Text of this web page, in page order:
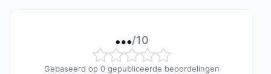
…/10
Algemene beoordeling:
Gebaseerd op 0 gepubliceerde beoordelingen